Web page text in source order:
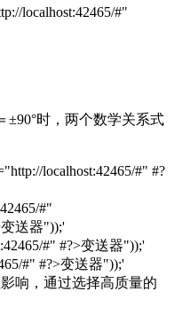
localhost:42465/#"
时，两个数学关系式
localhost:42465/#" #?
#"
送器"));'
#" #?>变送器"));'
#" #?>变送器"));'
影响，通过选择高质量的